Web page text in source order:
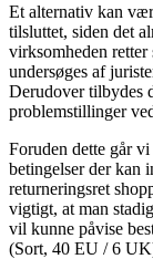
Et alternativ kan
tilsluttet, siden det
virksomheden retter
undersøges af
Derudover tilbydes
problemstillinger
Foruden dette går
betingelser der kan
returneringsret
vigtigt, at man
vil kunne påvise
(Sort, 40 EU / 6